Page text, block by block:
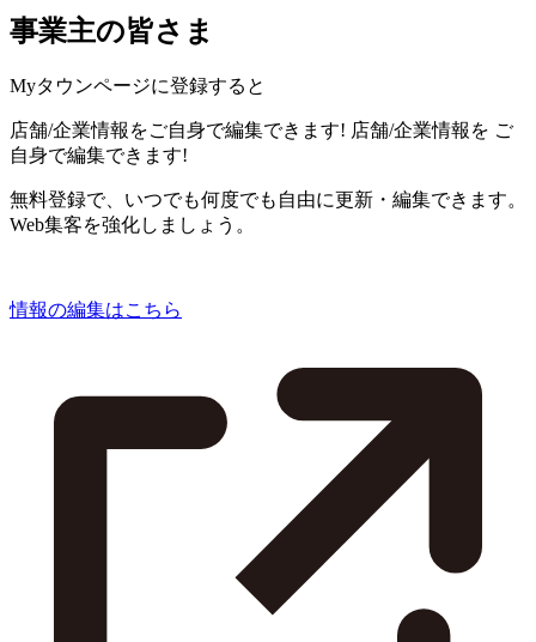
事業主の皆さま
Myタウンページに登録すると
店舗/企業情報をご自身で編集できます! 店舗/企業情報を ご
自身で編集できます!
無料登録で、いつでも何度でも自由に更新・編集できます。
Web集客を強化しましょう。
情報の編集はこちら